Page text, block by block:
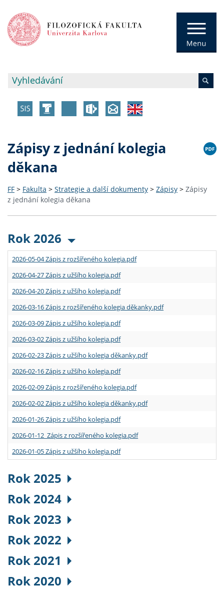
Zápisy z jednání kolegia
děkana
FF > Fakulta > Strategie a další dokumenty > Zápisy > Zápisy
z jednání kolegia děkana
Rok 2026
2026-05-04 Zápis z rozšířeného kolegia.pdf
2026-04-27 Zápis z užšího kolegia.pdf
2026-04-20 Zápis z užšího kolegia.pdf
2026-03-16 Zápis z rozšířeného kolegia děkanky.pdf
2026-03-09 Zápis z užšího kolegia.pdf
2026-03-02 Zápis z užšího kolegia.pdf
2026-02-23 Zápis z užšího kolegia děkanky.pdf
2026-02-16 Zápis z užšího kolegia.pdf
2026-02-09 Zápis z rozšířeného kolegia.pdf
2026-02-02 Zápis z užšího kolegia děkanky.pdf
2026-01-26 Zápis z užšího kolegia.pdf
2026-01-12 Zápis z rozšířeného kolegia.pdf
2026-01-05 Zápis z užšího kolegia.pdf
Rok 2025
Rok 2024
Rok 2023
Rok 2022
Rok 2021
Rok 2020